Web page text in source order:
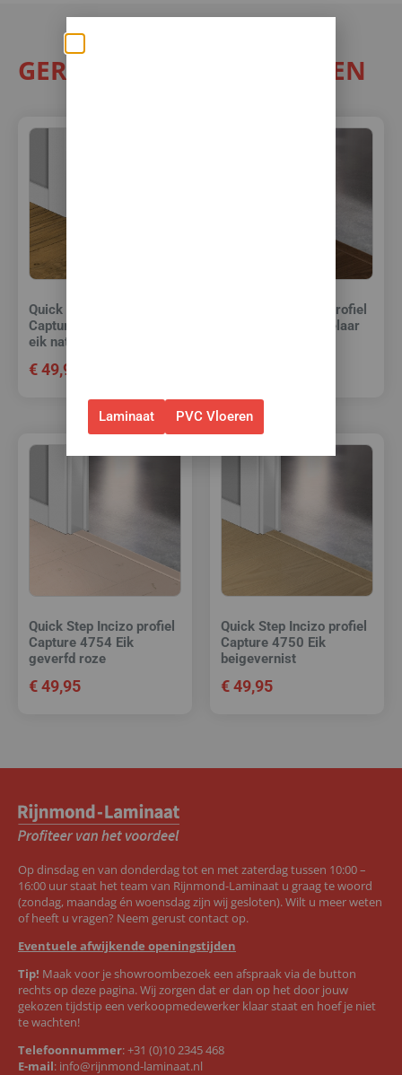
GERELATEERDE PRODUCTEN
Quick Step Incizo profiel
Capture 4767 Gebarsten
eik natuur
€49,95
Quick Step Incizo profiel
Capture 4761 Notelaar
Quick Step Incizo profiel
Capture 4754 Eik
geverfd roze
€49,95
Quick Step Incizo profiel
Capture 4750 Eik
beigevernist
€49,95
Op dinsdag en van donderdag tot en met zaterdag tussen 10:00 –
16:00 uur staat het team van Rijnmond-Laminaat u graag te woord
(zondag, maandag én woensdag zijn wij gesloten). Wilt u meer weten
of heeft u vragen? Neem gerust contact op.
Eventuele afwijkende openingstijden
Tip! Maak voor je showroombezoek een afspraak via de button
rechts op deze pagina. Wij zorgen dat er dan op het door jouw
gekozen tijdstip een verkoopmedewerker klaar staat en hoef je niet
te wachten!
Telefoonnummer:+31 (0)10 2345 468
E-mail: info@rijnmond-laminaat.nl
Laminaat PVC Vloeren